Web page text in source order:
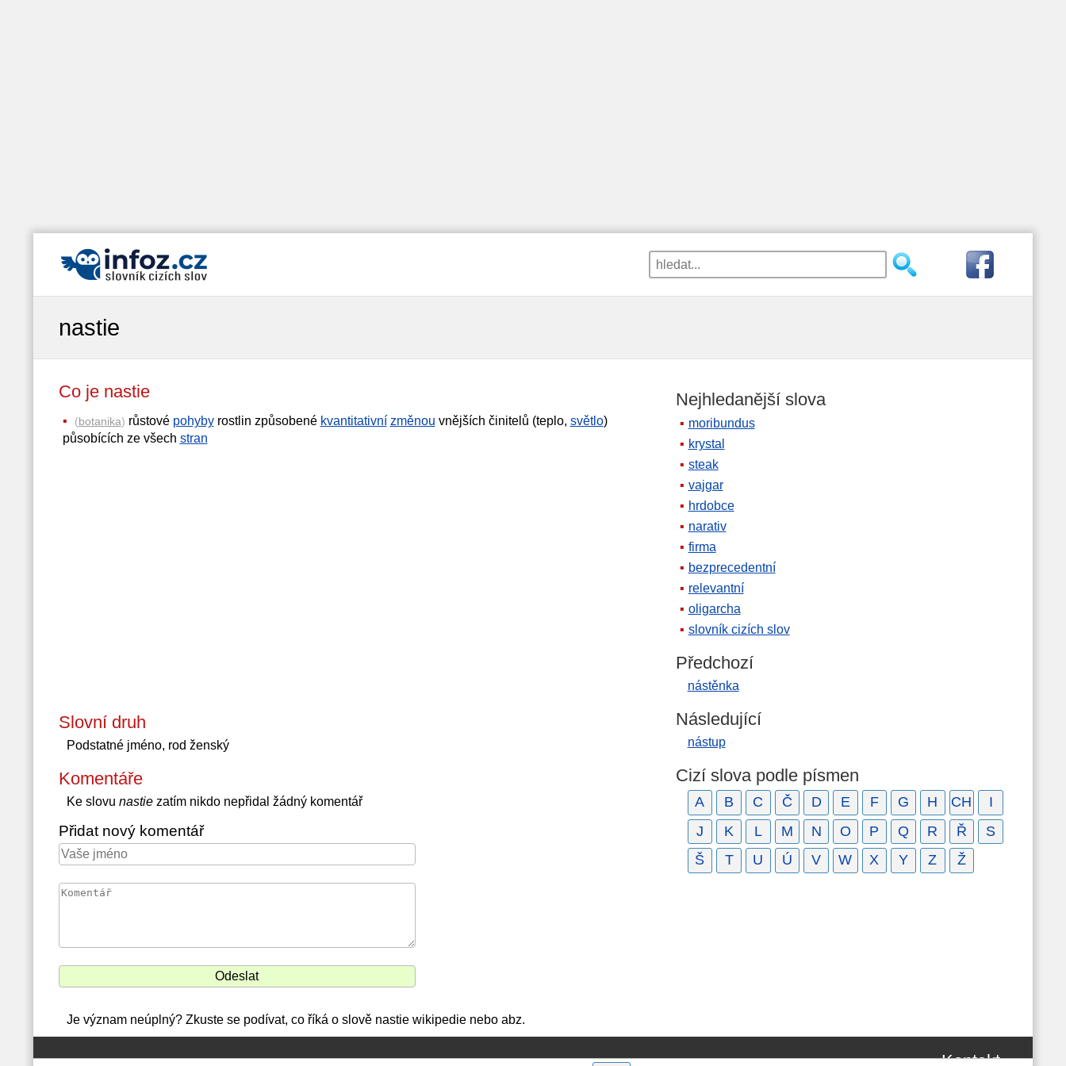
nastie
Co je nastie
(botanika) růstové pohybyrostlin způsobené kvantitativní změnou vnějších činitelů (teplo, světlo)
působících ze všech stran
Slovní druh
Podstatné jméno, rod ženský
Komentáře
Ke slovu nastiezatím nikdo nepřidal žádný komentář
Přidat nový komentář
Je význam neúplný? Zkuste se podívat, co říká o slově nastie wikipedie nebo abz.
Nejhledanější slova
moribundus
krystal
steak
vajgar
hrdobce
narativ
firma
bezprecedentní
relevantní
oligarcha
slovník cizích slov
Předchozí
nástěnka
Následující
nástup
Cizí slova podle písmen
A B C Č D E F G H CH
I
J
K L M N O P Q R Ř
S
Š
T U Ú V W X Y Z Ž
Kontakt